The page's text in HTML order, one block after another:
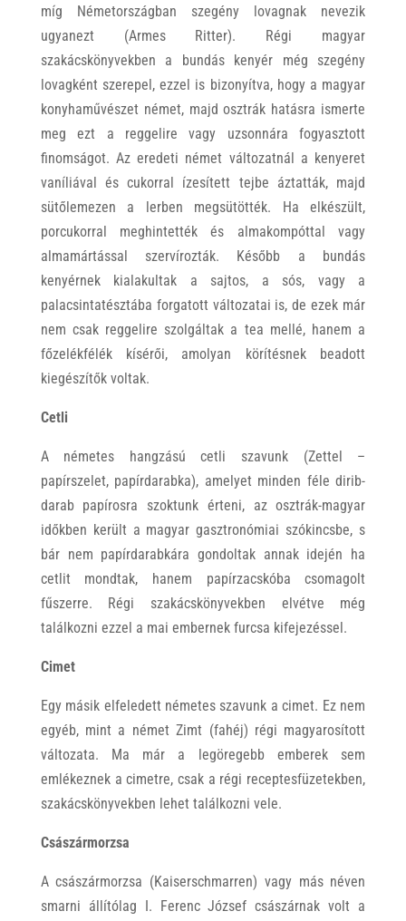
míg Németországban szegény lovagnak nevezik
ugyanezt (Armes Ritter). Régi magyar
szakácskönyvekben a bundás kenyér még szegény
lovagként szerepel, ezzel is bizonyítva, hogy a magyar
konyhaművészet német, majd osztrák hatásra ismerte
meg ezt a reggelire vagy uzsonnára fogyasztott
finomságot. Az eredeti német változatnál a kenyeret
vaníliával és cukorral ízesített tejbe áztatták, majd
sütőlemezen a lerben megsütötték. Ha elkészült,
porcukorral meghintették és almakompóttal vagy
almamártással szervírozták. Később a bundás
kenyérnek kialakultak a sajtos, a sós, vagy a
palacsintatésztába forgatott változatai is, de ezek már
nem csak reggelire szolgáltak a tea mellé, hanem a
főzelékfélék kísérői, amolyan körítésnek beadott
kiegészítők voltak.
Cetli
A németes hangzású cetli szavunk (Zettel –
papírszelet, papírdarabka), amelyet minden féle dirib-
darab papírosra szoktunk érteni, az osztrák-magyar
időkben került a magyar gasztronómiai szókincsbe, s
bár nem papírdarabkára gondoltak annak idején ha
cetlit mondtak, hanem papírzacskóba csomagolt
fűszerre. Régi szakácskönyvekben elvétve még
találkozni ezzel a mai embernek furcsa kifejezéssel.
Cimet
Egy másik elfeledett németes szavunk a cimet. Ez nem
egyéb, mint a német Zimt (fahéj) régi magyarosított
változata. Ma már a legöregebb emberek sem
emlékeznek a cimetre, csak a régi receptesfüzetekben,
szakácskönyvekben lehet találkozni vele.
Császármorzsa
A császármorzsa (Kaiserschmarren) vagy más néven
smarni állítólag I. Ferenc József császárnak volt a